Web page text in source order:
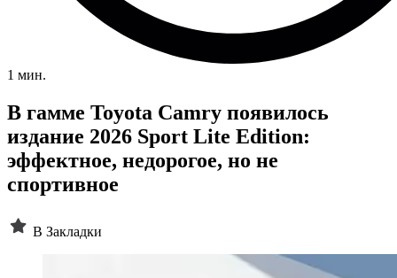
1 мин.
В гамме Toyota Camry появилось
издание 2026 Sport Lite Edition:
эффектное, недорогое, но не
спортивное
В Закладки